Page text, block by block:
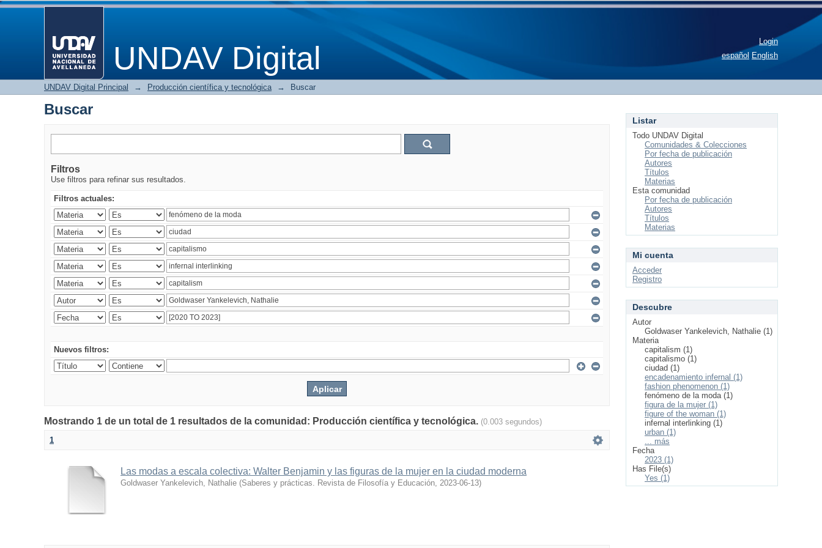
UNDAV Digital
Buscar
Login
español English
UNDAV Digital Principal → Producción científica y tecnológica → Buscar
Buscar
Filtros
Use filtros para refinar sus resultados.
Filtros actuales:
Nuevos filtros:
Mostrando 1 de un total de 1 resultados de la comunidad: Producción científica y tecnológica. (0.003 segundos)
1
Las modas a escala colectiva: Walter Benjamin y las figuras de la mujer en la ciudad moderna
Goldwaser Yankelevich, Nathalie (Saberes y prácticas. Revista de Filosofía y Educación, 2023-06-13)
Listar
Todo UNDAV Digital
Comunidades & Colecciones
Por fecha de publicación
Autores
Títulos
Materias
Esta comunidad
Por fecha de publicación
Autores
Títulos
Materias
Mi cuenta
Acceder
Registro
Descubre
Autor
Goldwaser Yankelevich, Nathalie (1)
Materia
capitalism (1)
capitalismo (1)
ciudad (1)
encadenamiento infernal (1)
fashion phenomenon (1)
fenómeno de la moda (1)
figura de la mujer (1)
figure of the woman (1)
infernal interlinking (1)
urban (1)
... más
Fecha
2023 (1)
Has File(s)
Yes (1)